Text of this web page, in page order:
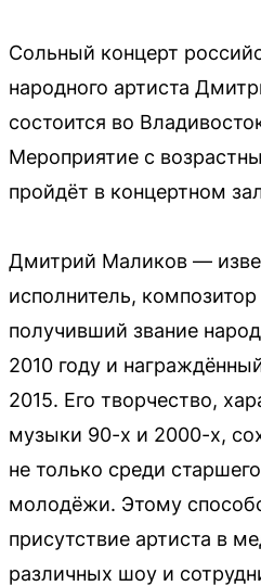
Сольный концерт
народного артиста
состоится во
Мероприятие с
пройдёт в концертном
Дмитрий Маликов —
исполнитель, композитор
получивший звание
2010 году и
2015. Его творчество,
музыки 90-х и 2000-х,
не только среди
молодёжи. Этому
присутствие артиста в
различных шоу и